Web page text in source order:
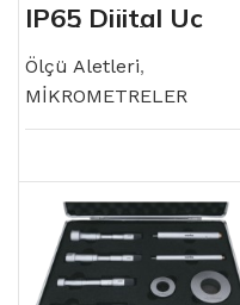
IP65 Dijital Üç
Ayaklı Mikrometre
Ölçü Aletleri,
MİKROMETRELER